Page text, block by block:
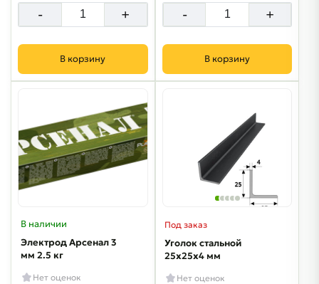
- +
В корзину
- +
В корзину
В наличии
Электрод Арсенал 3
мм 2.5 кг
Нет оценок
Под заказ
Уголок стальной
25х25х4 мм
Нет оценок